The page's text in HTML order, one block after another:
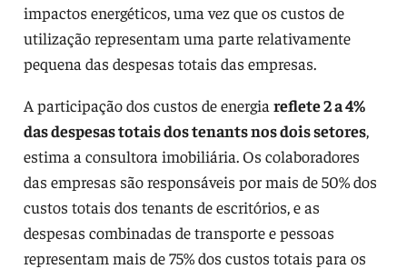
impactos energéticos, uma vez que os custos de
utilização representam uma parte relativamente
pequena das despesas totais das empresas.
A participação dos custos de energia reflete 2 a 4%
das despesas totais dos tenants nos dois setores,
estima a consultora imobiliária. Os colaboradores
das empresas são responsáveis por mais de 50% dos
custos totais dos tenants de escritórios, e as
despesas combinadas de transporte e pessoas
representam mais de 75% dos custos totais para os